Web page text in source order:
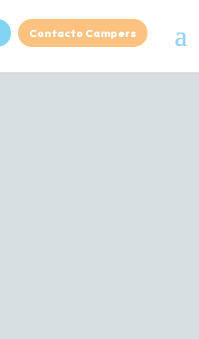
Contacto Campers